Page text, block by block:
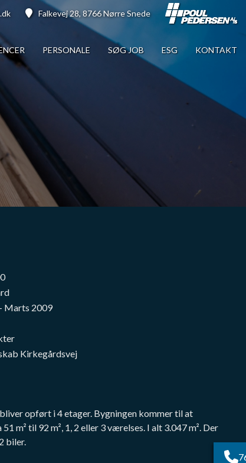
Falkevej 28, 8766 Nørre Snede
PERSONALE SØG JOB ESG KONTAKT
Marts 2009
Kirkegårdsvej
opført i 4 etager. Bygningen kommer til at
m² til 92 m², 1, 2 eller 3 værelses. I alt 3.047 m². Der
biler.